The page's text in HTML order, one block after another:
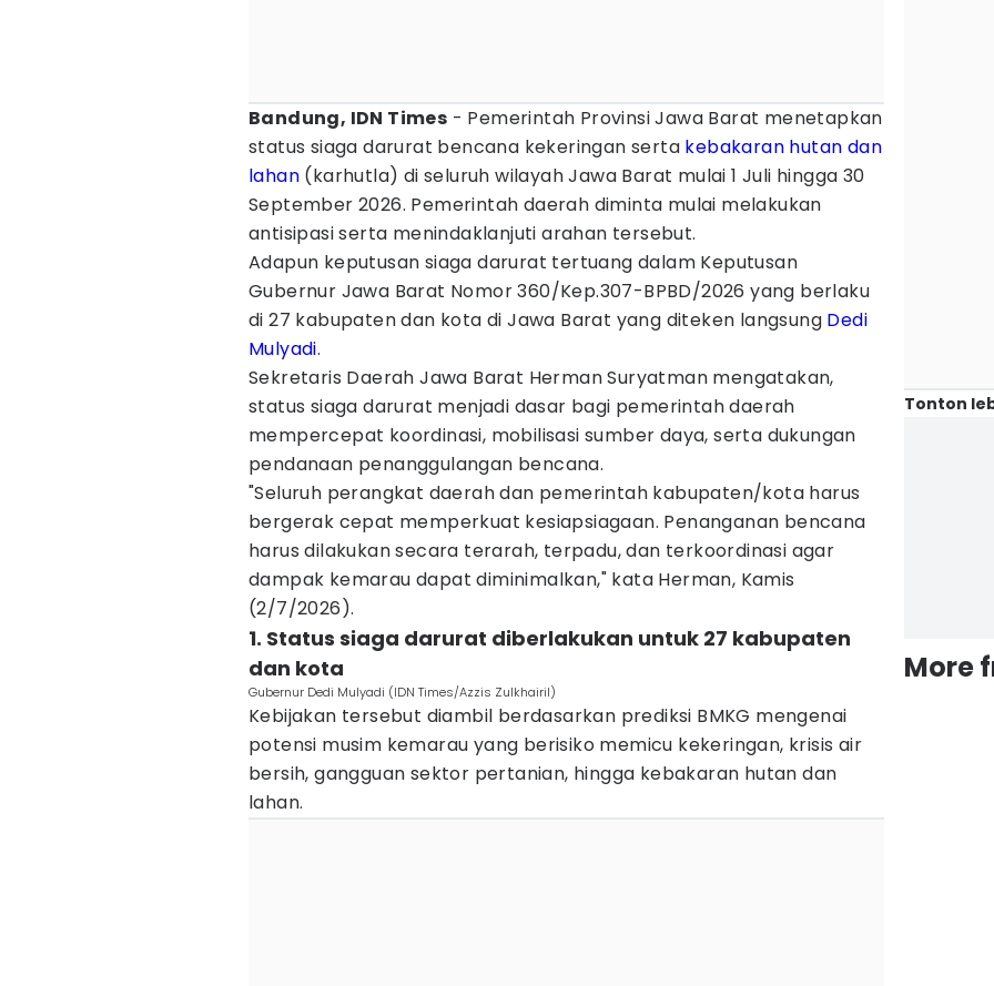
Bandung, IDN Times - Pemerintah Provinsi Jawa Barat menetapkan
status siaga darurat bencana kekeringan serta kebakaran hutan dan
lahan (karhutla) di seluruh wilayah Jawa Barat mulai 1 Juli hingga 30
September 2026. Pemerintah daerah diminta mulai melakukan
antisipasi serta menindaklanjuti arahan tersebut.
Adapun keputusan siaga darurat tertuang dalam Keputusan
Gubernur Jawa Barat Nomor 360/Kep.307-BPBD/2026 yang berlaku
di 27 kabupaten dan kota di Jawa Barat yang diteken langsung Dedi
Mulyadi.
Sekretaris Daerah Jawa Barat Herman Suryatman mengatakan,
status siaga darurat menjadi dasar bagi pemerintah daerah
mempercepat koordinasi, mobilisasi sumber daya, serta dukungan
pendanaan penanggulangan bencana.
"Seluruh perangkat daerah dan pemerintah kabupaten/kota harus
bergerak cepat memperkuat kesiapsiagaan. Penanganan bencana
harus dilakukan secara terarah, terpadu, dan terkoordinasi agar
dampak kemarau dapat diminimalkan," kata Herman, Kamis
(2/7/2026).
1. Status siaga darurat diberlakukan untuk 27 kabupaten
dan kota
Gubernur Dedi Mulyadi (IDN Times/Azzis Zulkhairil)
Kebijakan tersebut diambil berdasarkan prediksi BMKG mengenai
potensi musim kemarau yang berisiko memicu kekeringan, krisis air
bersih, gangguan sektor pertanian, hingga kebakaran hutan dan
lahan.
Tonton
More